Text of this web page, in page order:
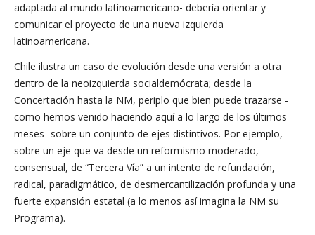
adaptada al mundo latinoamericano- debería orientar y
comunicar el proyecto de una nueva izquierda
latinoamericana.
Chile ilustra un caso de evolución desde una versión a otra
dentro de la neoizquierda socialdemócrata; desde la
Concertación hasta la NM, periplo que bien puede trazarse -
como hemos venido haciendo aquí a lo largo de los últimos
meses- sobre un conjunto de ejes distintivos. Por ejemplo,
sobre un eje que va desde un reformismo moderado,
consensual, de “Tercera Vía” a un intento de refundación,
radical, paradigmático, de desmercantilización profunda y una
fuerte expansión estatal (a lo menos así imagina la NM su
Programa).